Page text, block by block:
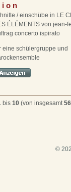
i o n
/ einschübe in LE
ÉLÉMENTS von jean-
concerto ispirato
eine schülergruppe und
bis 10 (von insgesamt
©